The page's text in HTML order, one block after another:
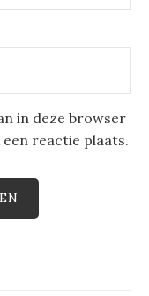
in deze browser
reactie plaats.